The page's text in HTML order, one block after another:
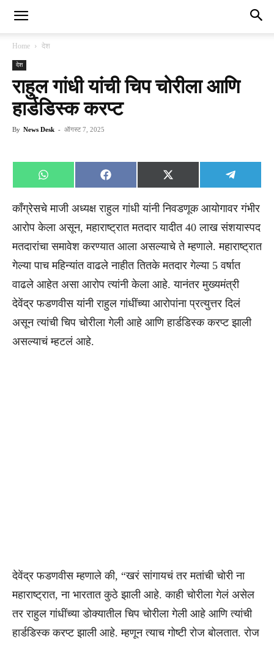
Home देश
देश
राहुल गांधी यांची चिप चोरीला आणि
हार्डडिस्क करप्ट
By News Desk - ऑगस्ट 7, 2025
Share
on
WhatsApp
Share
on
Facebook
Share
on
X
(Twitter)
Share
on
काँग्रेसचे माजी अध्यक्ष राहुल गांधी यांनी निवडणूक आयोगावर गंभीर
आरोप केला असून, महाराष्ट्रात मतदार यादीत 40 लाख संशयास्पद
मतदारांचा समावेश करण्यात आला असल्याचे ते म्हणाले. महाराष्ट्रात
गेल्या पाच महिन्यांत वाढले नाहीत तितके मतदार गेल्या 5 वर्षात
वाढले आहेत असा आरोप त्यांनी केला आहे. यानंतर मुख्यमंत्री
देवेंद्र फडणवीस यांनी राहुल गांधींच्या आरोपांना प्रत्युत्तर दिलं
असून त्यांची चिप चोरीला गेली आहे आणि हार्डडिस्क करप्ट झाली
असल्याचं म्हटलं आहे.
देवेंद्र फडणवीस म्हणाले की, “खरं सांगायचं तर मतांची चोरी ना
महाराष्ट्रात, ना भारतात कुठे झाली आहे. काही चोरीला गेलं असेल
तर राहुल गांधींच्या डोक्यातील चिप चोरीला गेली आहे आणि त्यांची
हार्डडिस्क करप्ट झाली आहे. म्हणून त्याच गोष्टी रोज बोलतात. रोज